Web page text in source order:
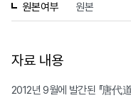
원본여부 원본
자료 내용
2012년 9월에 발간된 『唐